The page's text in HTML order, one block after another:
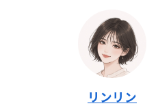
リンリン